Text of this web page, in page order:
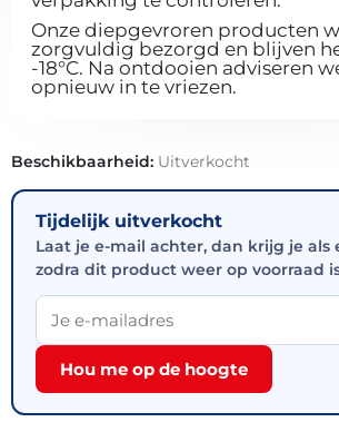
Onze diepgevroren producten
zorgvuldig bezorgd en blijven
-18°C. Na ontdooien adviseren
opnieuw in te vriezen.
Beschikbaarheid: Uitverkocht
Tijdelijk uitverkocht
Laat je e-mail achter, dan krijg je als
zodra dit product weer op voorraad
Hou me op de hoogte